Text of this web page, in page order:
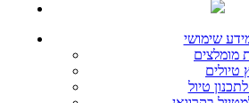
שימושי
מומלצים
טיולים
טיול